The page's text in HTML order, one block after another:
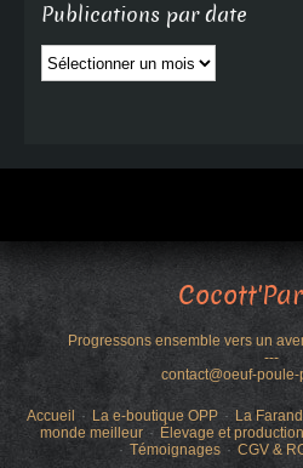
Publications par date
Publications
par
Progressons ensemble vers un
---
contact@oeuf-
Accueil La e-boutique OPP
La
monde meilleur
Élevage et
Témoignages
CGV &